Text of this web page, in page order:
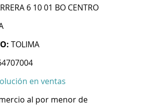
6 10 01 BO CENTRO
TOLIMA
en ventas
al por menor de